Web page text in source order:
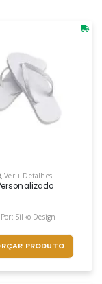
Gratis
Ver + Detalhes
Silko Design
PRODUTO